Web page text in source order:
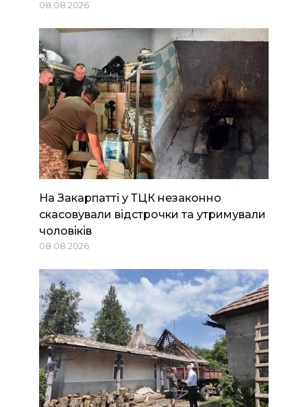
08.08.2026
На Закарпатті у ТЦК незаконно
скасовували відстрочки та утримували
чоловіків
08.08.2026